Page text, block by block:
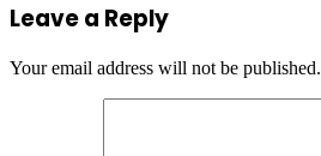
Leave a Reply
Your email address will not be published.